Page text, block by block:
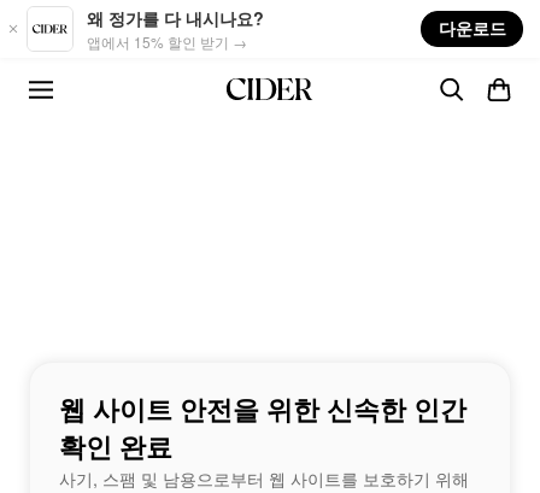
Skip to main content
왜 정가를 다 내시나요?
앱에서 15% 할인 받기 →
다운로드
웹 사이트 안전을 위한 신속한 인간
확인 완료
사기, 스팸 및 남용으로부터 웹 사이트를 보호하기 위해